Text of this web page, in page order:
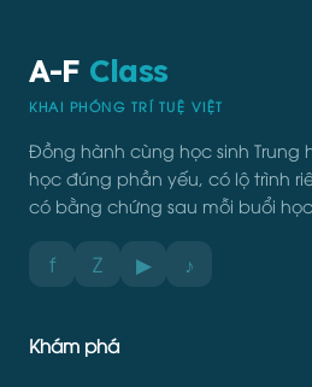
A-F Class
KHAI PHÓNG TRÍ TUỆ VIỆT
Đồng hành cùng học sinh Trung
học đúng phần yếu, có lộ trình
có bằng chứng sau mỗi buổi
f Z ▶ ♪
Khám phá